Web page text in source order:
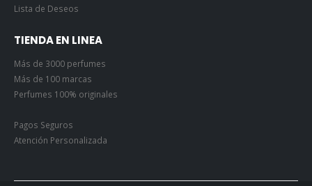
Lista de Deseos
TIENDA EN LINEA
Más de 3000 perfumes
Más de 100 marcas
Perfumes 100% originales
Pagos Seguros
Atención Personalizada